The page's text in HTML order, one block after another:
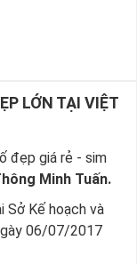
LỚN TẠI VIỆT
đẹp giá rẻ - sim
Minh Tuấn.
Sở Kế hoạch và
06/07/2017